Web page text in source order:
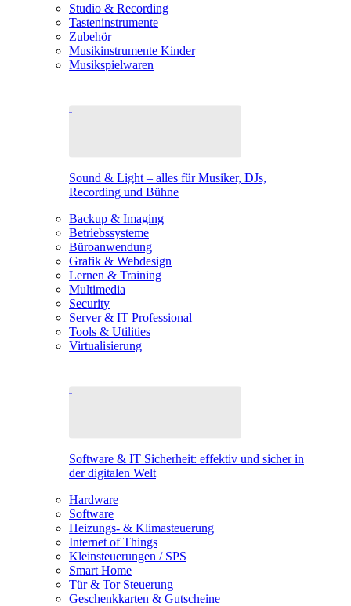
Studio & Recording
Tasteninstrumente
Zubehör
Musikinstrumente Kinder
Musikspielwaren
Sound & Light – alles für Musiker, DJs,
Recording und Bühne
Backup & Imaging
Betriebssysteme
Büroanwendung
Grafik & Webdesign
Lernen & Training
Multimedia
Security
Server & IT Professional
Tools & Utilities
Virtualisierung
Software & IT Sicherheit: effektiv und sicher in
der digitalen Welt
Hardware
Software
Heizungs- & Klimasteuerung
Internet of Things
Kleinsteuerungen / SPS
Smart Home
Tür & Tor Steuerung
Geschenkkarten & Gutscheine